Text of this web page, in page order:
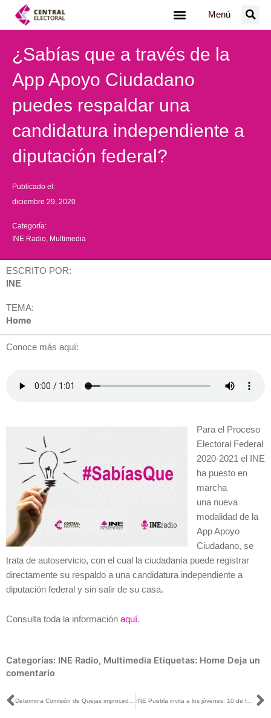
Menú
¿Sabías que a través de la
App Apoyo Ciudadano
puedes respaldar una
candidatura independiente a
diputación federal?
Publicado el:
diciembre 29, 2020
Categoría:
INE Radio Multimedia
ESCRITO POR:
INE
TEMA:
Home
Conoce más aquí:
Para el Proceso
Electoral Federal
2020-2021 el INE
ha puesto en
marcha
una nueva
modalidad de la
App Apoyo
Ciudadano, se
trata de autoservicio, con el cual la ciudadanía puede registrar
directamente su respaldo a una candidatura independiente a
diputación federal y sin salir de su casa.
Consulta toda la información aquí.
Categorías: INE Radio, Multimedia Etiquetas: Home Deja un
comentario
Ant INE Puebla invita a los jóvenes: 10 de febrero, último día para inscribirse